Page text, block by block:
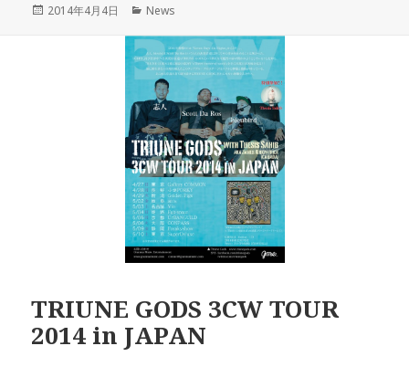
投
2014年4月4日
カ
ゴ
リ
ー
News
TRIUNE GODS 3CW TOUR
2014 in JAPAN